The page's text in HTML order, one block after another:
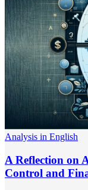
Analysis in English
A Reflection on
Control and